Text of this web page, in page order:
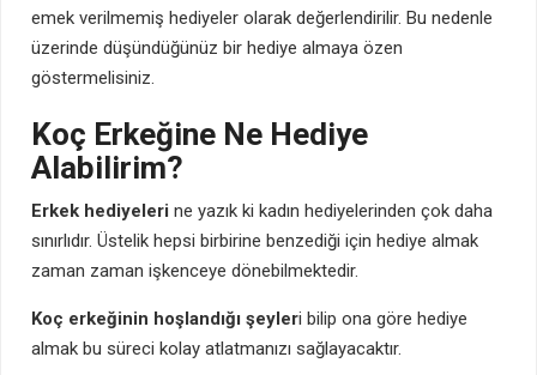
emek verilmemiş hediyeler olarak değerlendirilir. Bu nedenle
üzerinde düşündüğünüz bir hediye almaya özen
göstermelisiniz.
Koç Erkeğine Ne Hediye
Alabilirim?
Erkek hediyeleri ne yazık ki kadın hediyelerinden çok daha
sınırlıdır. Üstelik hepsi birbirine benzediği için hediye almak
zaman zaman işkenceye dönebilmektedir.
Koç erkeğinin hoşlandığı şeyleri bilip ona göre hediye
almak bu süreci kolay atlatmanızı sağlayacaktır.